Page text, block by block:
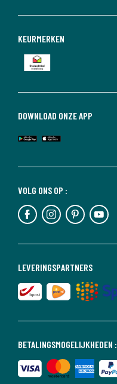
BETALINGSMOGELIJKHEDEN :
LEVERINGSPARTNERS
VOLG ONS OP :
DOWNLOAD ONZE APP
KEURMERKEN